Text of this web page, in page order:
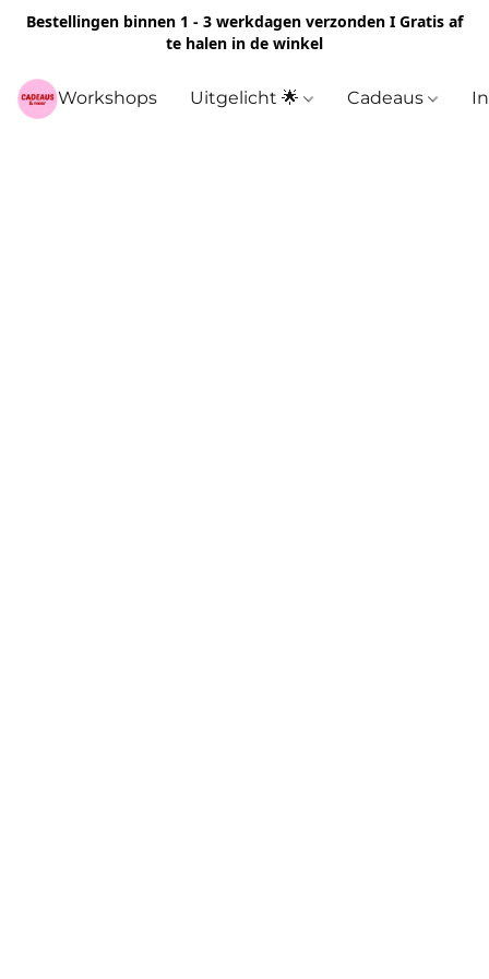
Bestellingen binnen 1 - 3 werkdagen verzonden I Gratis af
te halen in de winkel
Workshops Uitgelicht 🌟 Cadeaus